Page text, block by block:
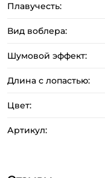
Плавучесть:
Вид воблера:
Шумовой эффект:
Длина с лопастью:
Цвет:
Артикул: